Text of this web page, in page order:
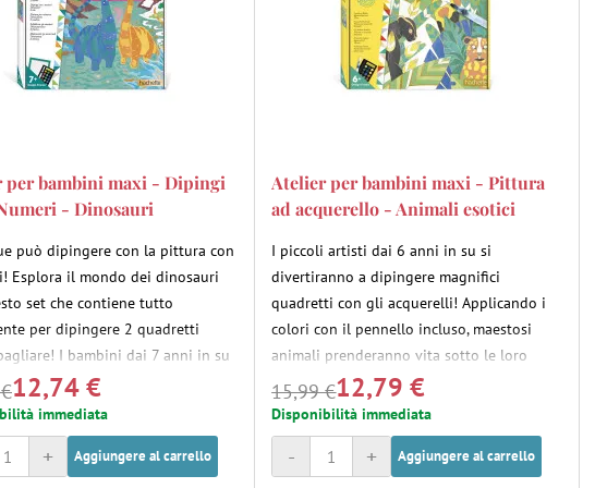
per bambini maxi - Dipingi
- Dinosauri
può dipingere con la pittura con
Esplora il mondo dei dinosauri
set che contiene tutto
per dipingere 2 quadretti
I bambini dai 7 anni in su
il loro talento artistico e le
realizzando magnifici
cui andranno orgogliosi.
12,74 €
immediata
+ Aggiungere al carrello
Atelier per bambini maxi - Pittura
ad acquerello - Animali esotici
I piccoli artisti dai 6 anni in su si
divertiranno a dipingere magnifici
quadretti con gli acquerelli! Applicando i
colori con il pennello incluso, maestosi
animali prenderanno vita sotto le loro
dita!
15,99 €12,79 €
Disponibilità immediata
+
- Aggiungere al carrello